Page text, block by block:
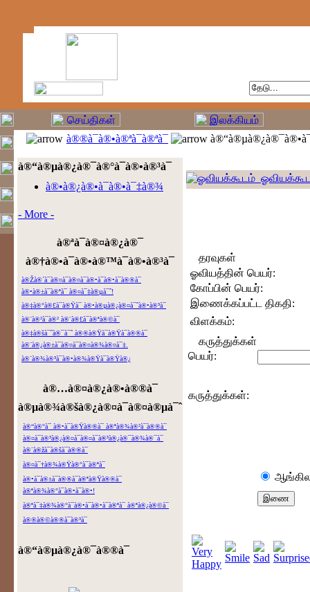
à®®à¯à®•à®ªà¯à®ªà¯
à®“à®µà®¿à®¯à®°à¯à®•à®³à¯
à®•à®¿à®•à¯à®•à¯‡à®¾
- More -
à®ªà¯à®¤à®¿à®¯
à®†à®•à¯à®•à®™à¯à®•à®³à¯
à®Žà®´à¯à®¤à¯à®¤à¯à®•à¯à®•à¯à®®à¯
à®•à®±à¯à®ªà¯ à®¤à¯‡à®µà¯ˆ!
à®‡à®°à®£à¯à®Ÿà¯ à®•à®µà®¿à®¤à¯ˆà®•à®³à¯
à®¨à®²à¯à®² à®¨à®£à¯à®ªà®©à¯
à®‡à®šà¯ˆà®¯à¯ˆ à®®à®Ÿà¯à®Ÿà¯à®®à¯
à®¨à®¿à®±à¯à®¤à¯à®¤à®¾à®¤à¯‡.
à®¨à®¾à®³à¯à®•à®¾à®Ÿà¯à®Ÿà®¿
à®…à®¤à®¿à®•à®®à¯
à®µà®¾à®šà®¿à®¤à¯à®¤à®µà¯ˆ
à®“à®°à¯ à®•à¯à®Ÿà®®à¯ à®ªà®¾à®²à¯à®®à¯
à®¤à¯à®³à®¿à®¤à¯à®¤à¯à®³à®¿à®¯à®¾à®¯à¯
à®¨à®žà¯à®šà¯à®®à¯
à®¤à¯†à®¾à®Ÿà®°à¯à®ªà¯
à®•à¯à®±à¯à®®à¯à®ªà®Ÿà®®à¯
à®ªà®¾à®°à¯à®•à¯à®•!
à®ªà¯‡à®¾à®°à¯à®•à¯à®•à¯à®ªà¯ à®ªà®¿à®©à¯
à®®à®©à®®à¯à®³à¯
à®“à®µà®¿à®¯à®®à¯
தரவுகள்
ஓவியத்தின் பெயர்:
கோப்பின் பெயர்:
இணைக்கப்பட்ட திகதி:
விளக்கம்:
கருத்துக்கள்
பெயர்:
கருத்துக்கள்: